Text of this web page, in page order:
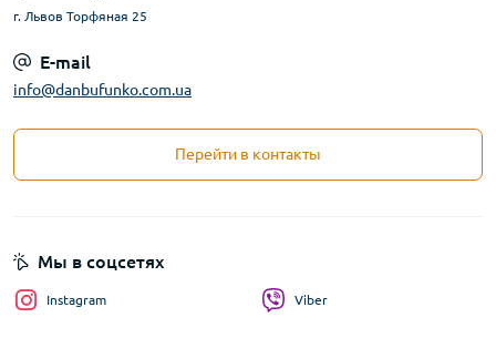
г. Львов Торфяная 25
E-mail
info@danbufunko.com.ua
Перейти в контакты
Мы в соцсетях
Instagram Viber